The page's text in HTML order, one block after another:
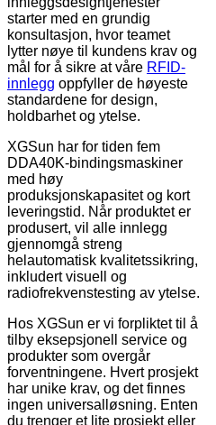
starter med en grundig
konsultasjon, hvor teamet
lytter nøye til kundens krav og
mål for å sikre at våre RFID-
innlegg oppfyller de høyeste
standardene for design,
holdbarhet og ytelse.
XGSun har for tiden fem
DDA40K-bindingsmaskiner
med høy
produksjonskapasitet og kort
leveringstid. Når produktet er
produsert, vil alle innlegg
gjennomgå streng
helautomatisk kvalitetssikring,
inkludert visuell og
radiofrekvenstesting av ytelse.
Hos XGSun er vi forpliktet til å
tilby eksepsjonell service og
produkter som overgår
forventningene. Hvert prosjekt
har unike krav, og det finnes
ingen universalløsning. Enten
du trenger et lite prosjekt eller